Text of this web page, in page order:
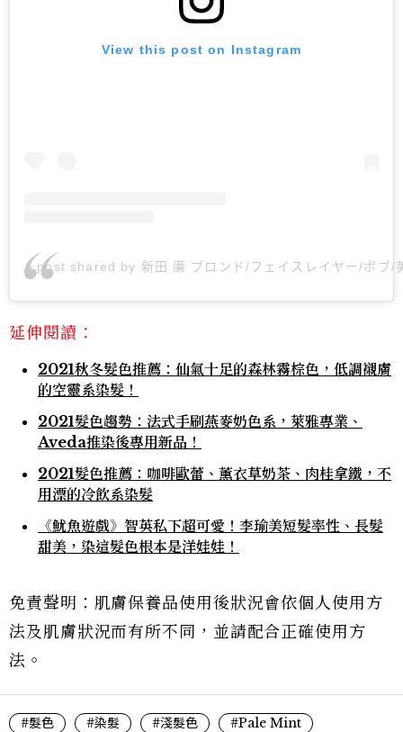
View this post on Instagram
A post shared by 新田 廉 ブロンド/フェイスレイヤー/ボブ
延伸閱讀：
2021秋冬髮色推薦：仙氣十足的森林霧棕色，低調襯膚
的空靈系染髮！
2021髮色趨勢：法式手刷燕麥奶色系，萊雅專業、
Aveda推染後專用新品！
2021髮色推薦：咖啡歐蕾、薰衣草奶茶、肉桂拿鐵，不
用漂的冷飲系染髮
《魷魚遊戲》智英私下超可愛！李瑜美短髮率性、長髮
甜美，染這髮色根本是洋娃娃！
免責聲明：肌膚保養品使用後狀況會依個人使用方
法及肌膚狀況而有所不同，並請配合正確使用方
法。
#髮色 #染髮 #淺髮色 #Pale Mint